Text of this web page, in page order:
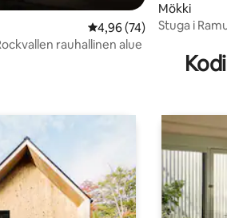
Keskimääräinen arvio
4,96 (74)
rauhallinen alue
Mökki
Stuga i